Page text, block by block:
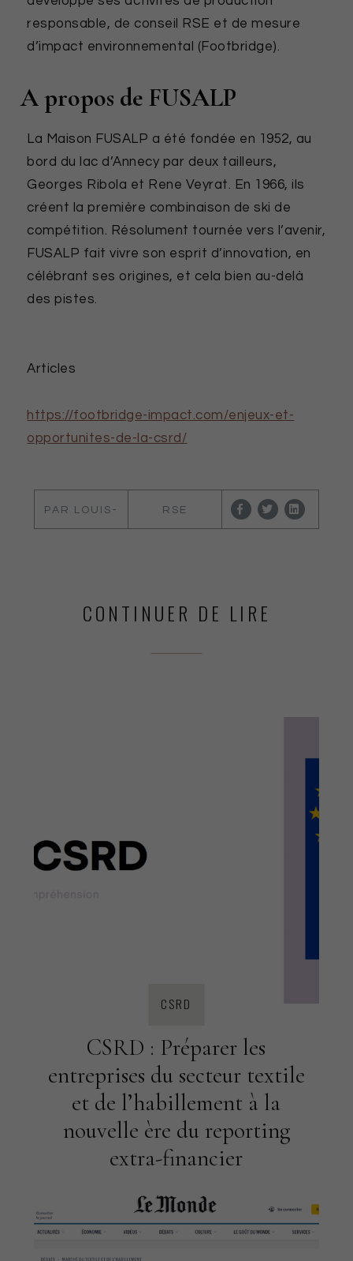
responsable, de conseil RSE et de mesure
d’impact environnemental (Footbridge).
A propos de FUSALP
La Maison FUSALP a été fondée en 1952, au
bord du lac d’Annecy par deux tailleurs,
Georges Ribola et Rene Veyrat. En 1966, ils
créent la première combinaison de ski de
compétition. Résolument tournée vers l’avenir,
FUSALP fait vivre son esprit d’innovation, en
célébrant ses origines, et cela bien au-delà
des pistes.
Articles
https://footbridge-impact.com/enjeux-et-
opportunites-de-la-csrd/
PAR LOUIS- RSE
CONTINUER DE LIRE
CSRD
CSRD : Préparer les
entreprises du secteur textile
et de l’habillement à la
nouvelle ère du reporting
extra-financier